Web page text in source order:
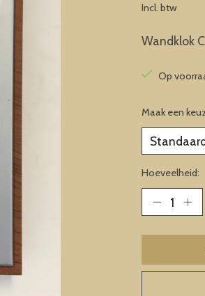
Incl. btw
Wandklok
Op
Maak een
Hoeveelheid: